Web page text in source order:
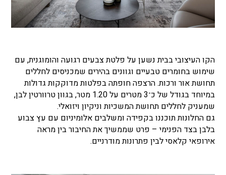
הקו העיצובי בבית נשען על פלטת צבעים רגועה והומוגנית, עם
שימוש בחומרים טבעיים וגוונים בהירים שמכניסים לחללים
תחושת אור ורכות. הרצפה חופתה בפלטות מדוקקות גדולות
במיוחד בגודל של כ־3 מטרים על 1.20 מטר, בגוון טרוורטין לבן,
שמעניק לחללים תחושת המשכיות וניקיון ויזואלי.
גם החלונות תוכננו בקפידה ומשלבים אלומיניום עם עץ צבוע
בלבן בצד הפנימי – פרט שממשיך את החיבור בין מראה
אירופאי קלאסי לבין פתרונות מודרניים.